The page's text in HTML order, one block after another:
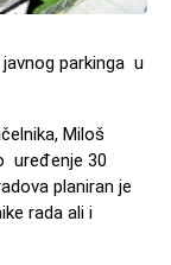
parkinga u
Miloš
uređenje 30
planiran je
rada ali i